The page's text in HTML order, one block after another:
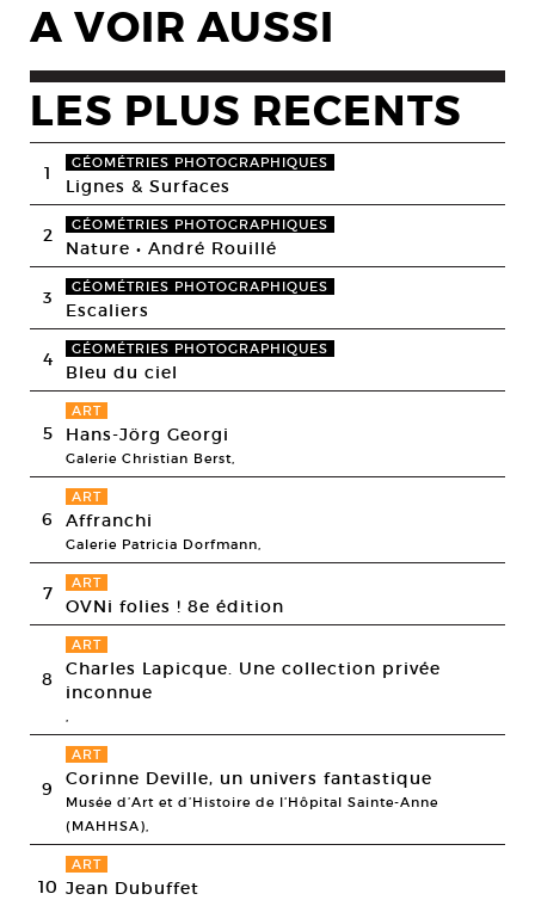
A VOIR AUSSI
LES PLUS RECENTS
1 GÉOMÉTRIES PHOTOGRAPHIQUES
Lignes & Surfaces
2 GÉOMÉTRIES PHOTOGRAPHIQUES
Nature • André Rouillé
3 GÉOMÉTRIES PHOTOGRAPHIQUES
Escaliers
4 GÉOMÉTRIES PHOTOGRAPHIQUES
Bleu du ciel
5
ART
Hans-Jörg Georgi
Galerie Christian Berst,
6
ART
Affranchi
Galerie Patricia Dorfmann,
7 ART
OVNi folies ! 8e édition
8
ART
Charles Lapicque. Une collection privée
inconnue
,
9
ART
Corinne Deville, un univers fantastique
Musée d’Art et d’Histoire de l’Hôpital Sainte-Anne
(MAHHSA),
10
ART
Jean Dubuffet